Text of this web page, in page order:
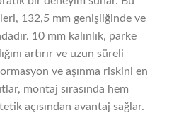
132,5 mm genişliğinde ve
10 mm kalınlık, parke
artırır ve uzun süreli
ve aşınma riskini en
montaj sırasında hem
açısından avantaj sağlar.